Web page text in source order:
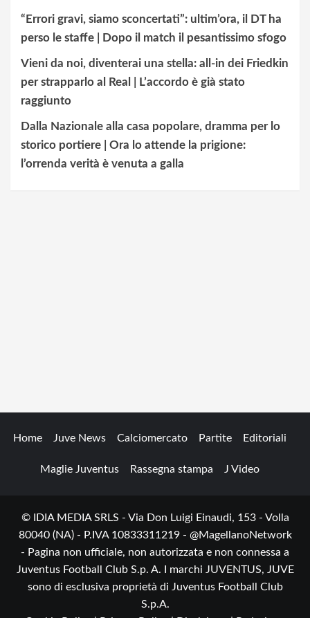
“Errori gravi, siamo sconcertati”: ultim’ora, il DT ha
perso le staffe | Dopo il match il pesantissimo sfogo
Vieni da noi, diventerai una stella: all-in dei Friedkin
per strapparlo al Real | L’accordo è già stato
raggiunto
Dalla Nazionale alla casa popolare, dramma per lo
storico portiere | Ora lo attende la prigione:
l’orrenda verità è venuta a galla
Home Juve News Calciomercato Partite Editoriali
Maglie Juventus Rassegna stampa J Video
© IDIA MEDIA SRLS - Via Don Luigi Einaudi, 153 - Volla
80040 (NA) - P.IVA 10833311219 - @MagellanoNetwork
- Pagina non ufficiale, non autorizzata e non connessa a
Juventus Football Club S.p. A. I marchi JUVENTUS, JUVE
sono di esclusiva proprietà di Juventus Football Club
S.p.A.